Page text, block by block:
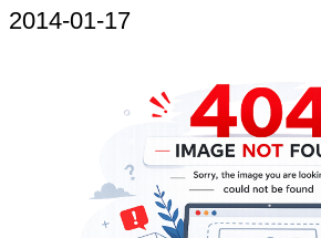
2014-01-17